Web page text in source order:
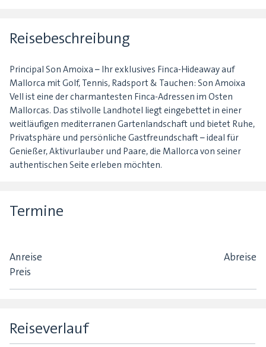
Reisebeschreibung
Principal Son Amoixa – Ihr exklusives Finca-Hideaway auf
Mallorca mit Golf, Tennis, Radsport & Tauchen: Son Amoixa
Vell ist eine der charmantesten Finca-Adressen im Osten
Mallorcas. Das stilvolle Landhotel liegt eingebettet in einer
weitläufigen mediterranen Gartenlandschaft und bietet Ruhe,
Privatsphäre und persönliche Gastfreundschaft – ideal für
Genießer, Aktivurlauber und Paare, die Mallorca von seiner
authentischen Seite erleben möchten.
Termine
Anreise
Abreise
Preis
Reiseverlauf